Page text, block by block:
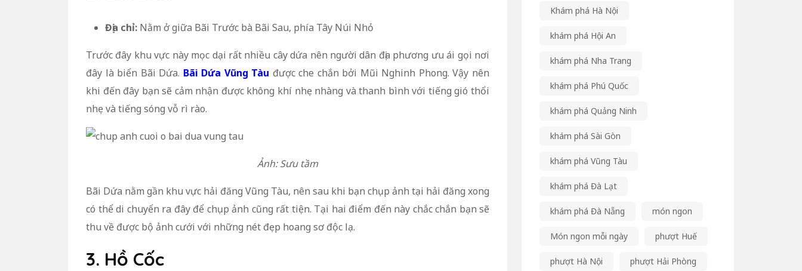
Địa chỉ: Nằm ở giữa Bãi Trước bà Bãi Sau, phía Tây Núi Nhỏ
Trước đây khu vực này mọc dại rất nhiều cây dứa nên người dân địa phương ưu ái gọi nơi
đây là biển Bãi Dứa. Bãi Dứa Vũng Tàu được che chắn bởi Mũi Nghinh Phong. Vậy nên
khi đến đây bạn sẽ cảm nhận được không khí nhẹ nhàng và thanh bình với tiếng gió thổi
nhẹ và tiếng sóng vỗ rì rào.
Ảnh: Sưu tầm
Bãi Dứa nằm gần khu vực hải đăng Vũng Tàu, nên sau khi bạn chụp ảnh tại hải đăng xong
có thể di chuyển ra đây để chụp ảnh cũng rất tiện. Tại hai điểm đến này chắc chắn bạn sẽ
thu về được bộ ảnh cưới với những nét đẹp hoang sơ độc lạ.
3. Hồ Cốc
Khám phá Hà Nội
khám phá Hội An
khám phá Nha Trang
khám phá Phú Quốc
khám phá Quảng Ninh
khám phá Sài Gòn
khám phá Vũng Tàu
khám phá Đà Lạt
khám phá Đà Nẵng món ngon
Món ngon mỗi ngày phượt Huế
phượt Hà Nội phượt Hải Phòng